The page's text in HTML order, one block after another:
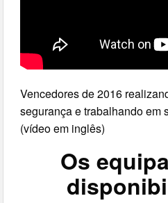
Vencedores de 2016
segurança e trabalhando em
(vídeo em inglês)
Os